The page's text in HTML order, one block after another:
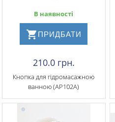
В наявності
ПРИДБАТИ
210.0 грн.
Кнопка для гідромасажною
ванною (АР102А)